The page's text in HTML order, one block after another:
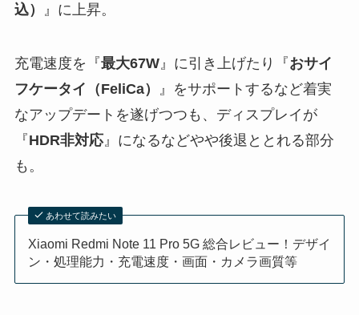
込）
』に上昇。
充電速度を『最大67W』に引き上げたり『おサイ
フケータイ（FeliCa）
』をサポートするなど着実
なアップデートを遂げつつも、ディスプレイが
『HDR非対応』になるなどやや後退ととれる部分
も。
あわせて読みたい
Xiaomi Redmi Note 11 Pro 5G 総合レビュー！デザイ
ン・処理能力・充電速度・画面・カメラ画質等